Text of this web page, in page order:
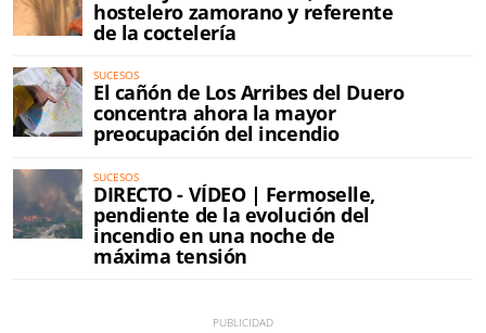
hostelero zamorano y referente
de la coctelería
SUCESOS
El cañón de Los Arribes del Duero
concentra ahora la mayor
preocupación del incendio
SUCESOS
DIRECTO - VÍDEO | Fermoselle,
pendiente de la evolución del
incendio en una noche de
máxima tensión